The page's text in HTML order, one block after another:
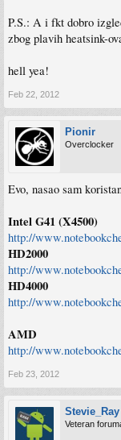
P.S.: A i fkt dobro
zbog plavih heatsink-
hell yea!
Feb 22, 2012
Pionir
Overclocker
Evo, nasao sam
Intel G41 (X4500)
http://
HD2000
http://
HD4000
http://
AMD
http://
Feb 23, 2012
Stevie_Ray
Veteran